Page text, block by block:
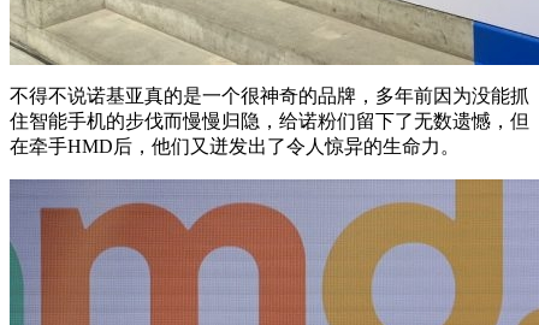
不得不说诺基亚真的是一个很神奇的品牌，多年前因为没能抓
住智能手机的步伐而慢慢归隐，给诺粉们留下了无数遗憾，但
在牵手HMD后，他们又迸发出了令人惊异的生命力。